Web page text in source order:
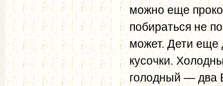
можно еще
побираться не
может. Дети еще
кусочки.
голодный — два